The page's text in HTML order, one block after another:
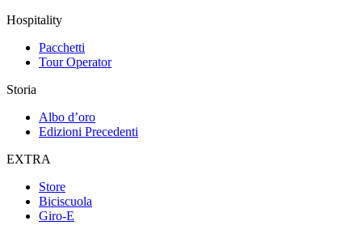
Hospitality
Pacchetti
Tour Operator
Storia
Albo d’oro
Edizioni Precedenti
EXTRA
Store
Biciscuola
Giro-E